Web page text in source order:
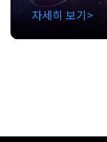
자세히 보기